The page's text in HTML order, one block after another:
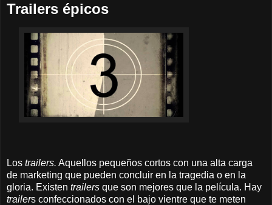
Trailers épicos
Los trailers. Aquellos pequeños cortos con una alta carga
de marketing que pueden concluir en la tragedia o en la
gloria. Existen trailers que son mejores que la película. Hay
trailers confeccionados con el bajo vientre que te meten